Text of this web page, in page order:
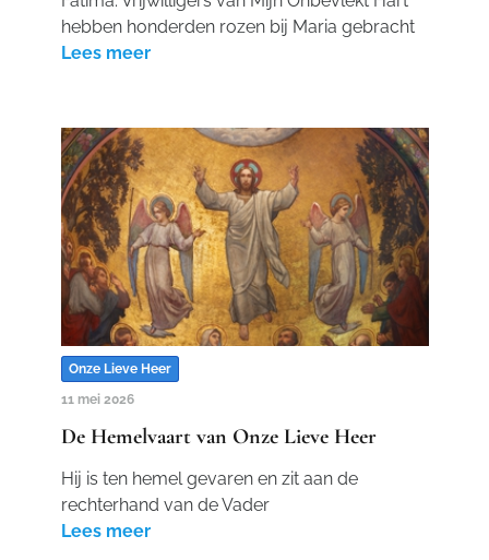
hebben honderden rozen bij Maria gebracht
Lees meer
Onze Lieve Heer
11 mei 2026
De Hemelvaart van Onze Lieve Heer
Hij is ten hemel gevaren en zit aan de
rechterhand van de Vader
Lees meer